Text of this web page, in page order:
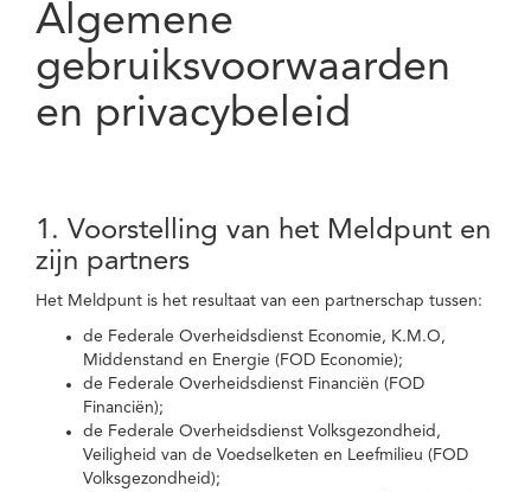
Algemene
gebruiksvoorwaarden
en privacybeleid
1. Voorstelling van het Meldpunt en
zijn partners
Het Meldpunt is het resultaat van een partnerschap tussen:
de Federale Overheidsdienst Economie, K.M.O,
Middenstand en Energie (FOD Economie);
de Federale Overheidsdienst Financiën (FOD
Financiën);
de Federale Overheidsdienst Volksgezondheid,
Veiligheid van de Voedselketen en Leefmilieu (FOD
Volksgezondheid);